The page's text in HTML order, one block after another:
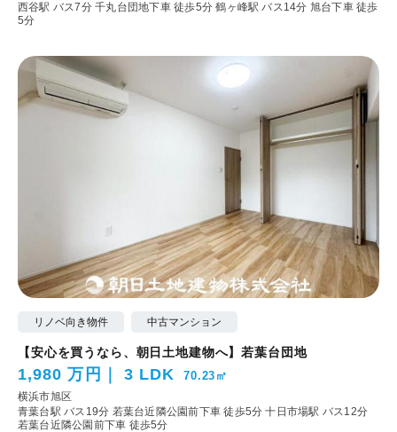
西谷駅 バス7分 千丸台団地下車 徒歩5分鶴ヶ峰駅 バス14分 旭台下車 徒歩
5分
リノベ向き物件 中古マンション
【安心を買うなら、朝日土地建物へ】若葉台団地
1,980 万円 3 LDK 70.23㎡
横浜市旭区
青葉台駅 バス19分 若葉台近隣公園前下車 徒歩5分十日市場駅 バス12分
若葉台近隣公園前下車 徒歩5分